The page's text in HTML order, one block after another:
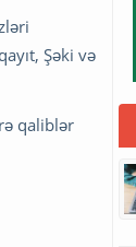
Şəki və
qaliblər